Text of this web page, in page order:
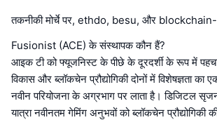
तकनीकी मोर्चे पर, ethdo, besu, और
Fusionist (ACE) के संस्थापक कौन हैं?
आइक टी को फ्यूजनिस्ट के पीछे के दूरदर्शी के रूप में
विकास और ब्लॉकचेन प्रौद्योगिकी दोनों में विशेषज्ञता
नवीन परियोजना के अग्रभाग पर लाता है। डिजिटल
यात्रा नवीनतम गेमिंग अनुभवों को ब्लॉकचेन प्रौद्योगिकी